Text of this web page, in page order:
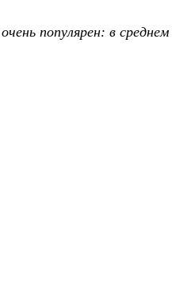
популярен: в